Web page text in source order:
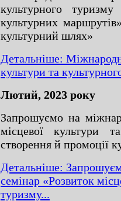
культурного
культурних
культурний шлях»
Детальніше:
культури та
Лютий, 2023 року
Запрошуємо на
місцевої культури
створення й промоції
Детальніше:
семінар «Розвиток
туризму...